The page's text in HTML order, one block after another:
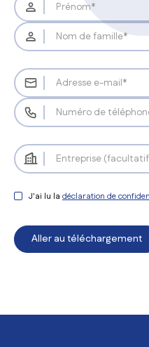
J'ai lu la déclaration de